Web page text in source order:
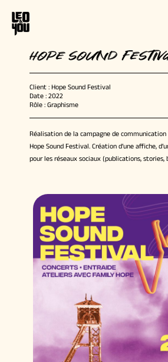
contenu
Hope Sound
Client : Hope Sound Festival
Date : 2022
Rôle : Graphisme
Réalisation de la campagne de communication
Hope Sound Festival. Création d’une affiche,
pour les réseaux sociaux (publications, stories,